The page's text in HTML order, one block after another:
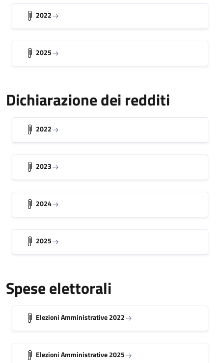
2022
2025
Dichiarazione dei redditi
2022
2023
2024
2025
Spese elettorali
Elezioni Amministrative 2022
Elezioni Amministrative 2025